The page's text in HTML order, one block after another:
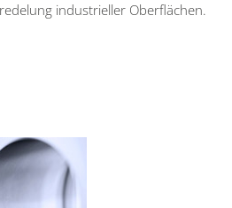
industrieller Oberflächen.